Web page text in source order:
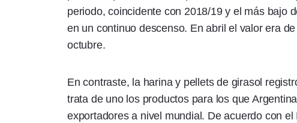
periodo, coincidente con 2018/19 y el más bajo
en un continuo descenso. En abril el valor era
octubre.
En contraste, la harina y pellets de girasol
trata de uno los productos para los que
exportadores a nivel mundial. De acuerdo con